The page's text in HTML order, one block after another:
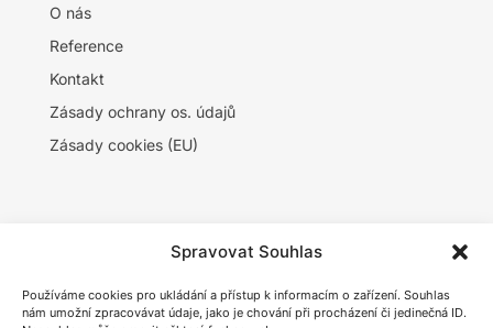
Spravovat Souhlas
Používáme cookies pro ukládání a přístup k informacím o zařízení. Souhlas
nám umožní zpracovávat údaje, jako je chování při procházení či jedinečná ID.
O nás
Reference
Kontakt
Zásady ochrany os. údajů
Zásady cookies (EU)
SÍDLO SPOLEČNOSTI
ELEKTRO ABC s.r.o.